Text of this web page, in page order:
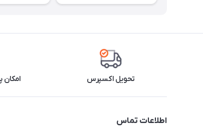
تحویل اکسپرس امکان
اطلاعات تماس